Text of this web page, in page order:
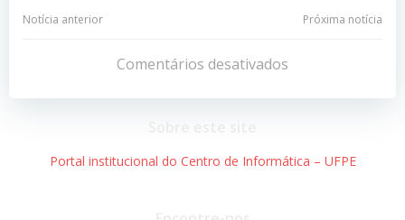
Navegação
Post
Notícia anterior
Navegação
de
Post
Próxima notícia
Comentários desativados
Portal institucional do Centro de Informática – UFPE